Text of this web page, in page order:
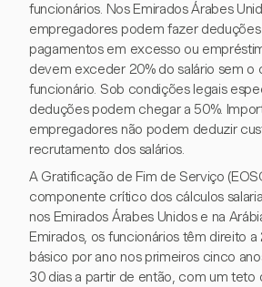
funcionários. Nos Emirados Árabes
empregadores podem fazer
pagamentos em excesso ou
devem exceder 20% do salário sem o
funcionário. Sob condições legais
deduções podem chegar a 50%.
empregadores não podem deduzir
recrutamento dos salários.
A Gratificação de Fim de Serviço
componente crítico dos cálculos
nos Emirados Árabes Unidos e na
Emirados, os funcionários têm direito a
básico por ano nos primeiros cinco
30 dias a partir de então, com um teto